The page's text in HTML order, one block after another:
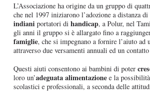
L’Associazione ha origine da un gruppo di
che nel 1997 iniziarono l’adozione a distanza
indiani portatori dihandicap, a Polur, nel
gli anni il gruppo si è allargato fino a
famiglie, che si impegnano a fornire l’aiuto ad
attraverso due versamenti annuali ed un
Questi aiuti consentono ai bambini di poter
loro un’adeguata alimentazione e la
scolastici e professionali, a seconda delle